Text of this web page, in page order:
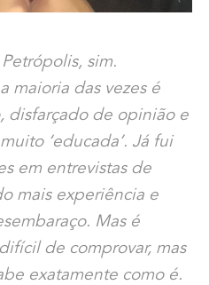
sim.
maioria das vezes é
disfarçado de opinião e
‘educada’. Já fui
em entrevistas de
mais experiência e
Mas é
de comprovar, mas
exatamente como é.